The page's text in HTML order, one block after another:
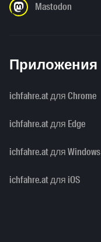
Mastodon
Приложения
ichfahre.at для Chrome
ichfahre.at для Edge
ichfahre.at для Windows
ichfahre.at для iOS